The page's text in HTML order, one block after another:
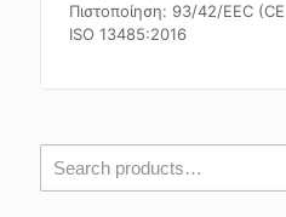
Πιστοποίηση: 93/42/EEC
ISO 13485:2016